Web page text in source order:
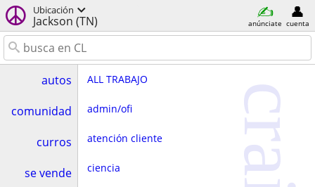
Ubicación
Jackson (TN) anúnciate cuenta
autos
comunidad
curros
se vende
ALL TRABAJO
admin/ofi
atención cliente
ciencia